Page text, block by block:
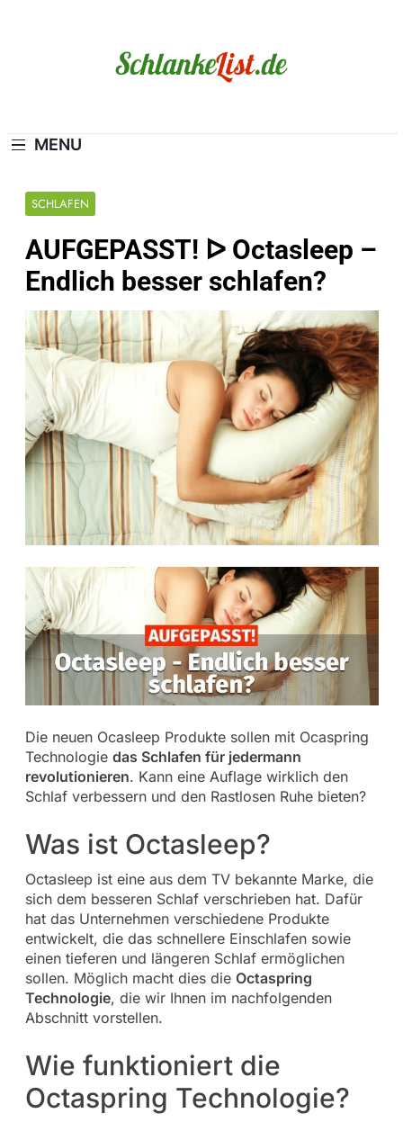
MENU
SCHLAFEN
AUFGEPASST! ᐅ Octasleep –
Endlich besser schlafen?
Die neuen Ocasleep Produkte sollen mit Ocaspring
Technologie das Schlafen für jedermann
revolutionieren. Kann eine Auflage wirklich den
Schlaf verbessern und den Rastlosen Ruhe bieten?
Was ist Octasleep?
Octasleep ist eine aus dem TV bekannte Marke, die
sich dem besseren Schlaf verschrieben hat. Dafür
hat das Unternehmen verschiedene Produkte
entwickelt, die das schnellere Einschlafen sowie
einen tieferen und längeren Schlaf ermöglichen
sollen. Möglich macht dies die Octaspring
Technologie, die wir Ihnen im nachfolgenden
Abschnitt vorstellen.
Wie funktioniert die
Octaspring Technologie?